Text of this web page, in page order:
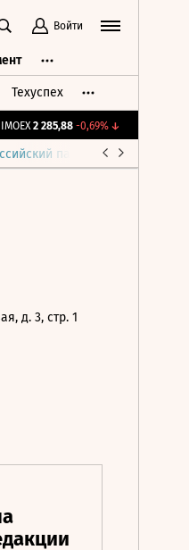
Войти
Техуспех
IMOEX 2 285,88 -0,69%↓
парламент
д. 3, стр. 1